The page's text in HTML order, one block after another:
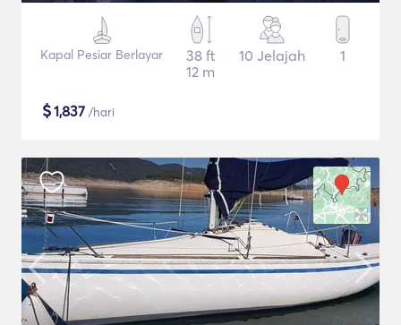
Kapal Pesiar Berlayar
38 ft
12 m
10 Jelajah 1
$1,837 /hari